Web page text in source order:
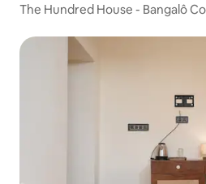
The Hundred House - Bangalô